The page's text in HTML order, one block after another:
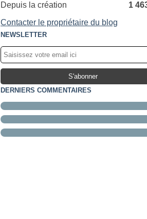
Depuis la création
1
Contacter le propriétaire du blog
NEWSLETTER
DERNIERS COMMENTAIRES